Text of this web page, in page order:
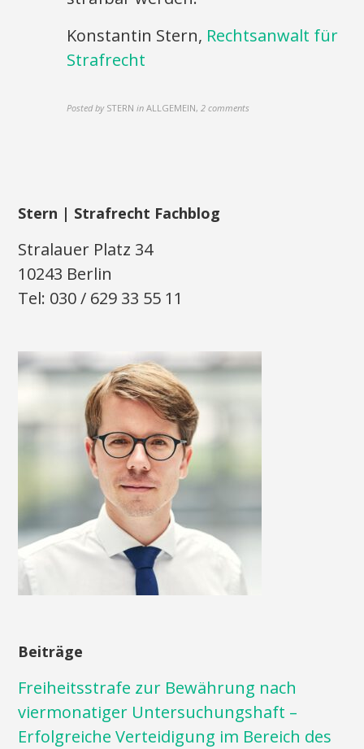
Konstantin Stern, Rechtsanwalt für
Strafrecht
Posted by STERN in ALLGEMEIN,2 comments
Stern | Strafrecht Fachblog
Stralauer Platz 34
10243 Berlin
Tel: 030 / 629 33 55 11
Beiträge
Freiheitsstrafe zur Bewährung nach
viermonatiger Untersuchungshaft –
Erfolgreiche Verteidigung im Bereich des